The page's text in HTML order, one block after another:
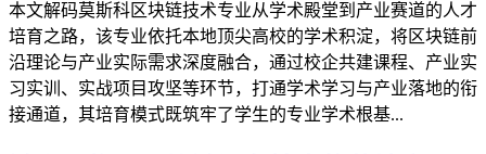
本文解码莫斯科区块链技术专业从学术殿堂到产业赛道的人才
培育之路，该专业依托本地顶尖高校的学术积淀，将区块链前
沿理论与产业实际需求深度融合，通过校企共建课程、产业实
习实训、实战项目攻坚等环节，打通学术学习与产业落地的衔
接通道，其培育模式既筑牢了学生的专业学术根基...